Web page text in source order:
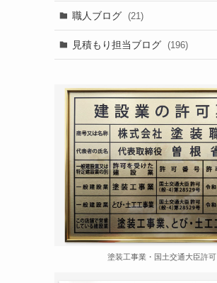
職人ブログ (21)
見積もり担当ブログ (196)
塗装工事業・国土交通大臣許可